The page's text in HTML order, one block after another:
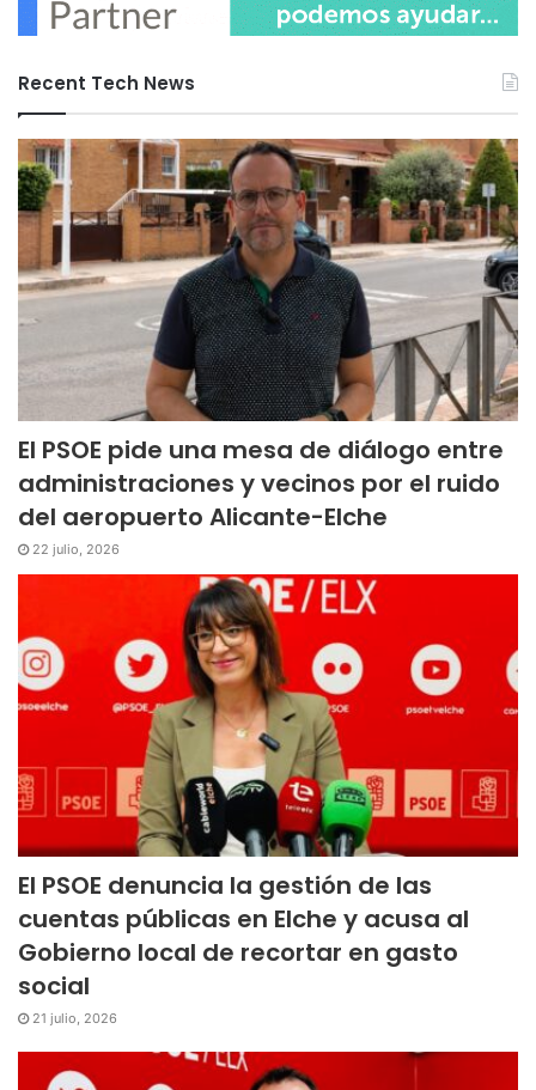
Recent Tech News
El PSOE pide una mesa de diálogo entre
administraciones y vecinos por el ruido
del aeropuerto Alicante-Elche
22 julio, 2026
El PSOE denuncia la gestión de las
cuentas públicas en Elche y acusa al
Gobierno local de recortar en gasto
social
21 julio, 2026